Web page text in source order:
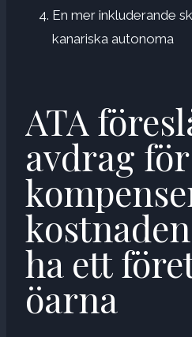
En mer inkluderande
kanariska autonoma
ATA
avdrag
ha ett
öarna